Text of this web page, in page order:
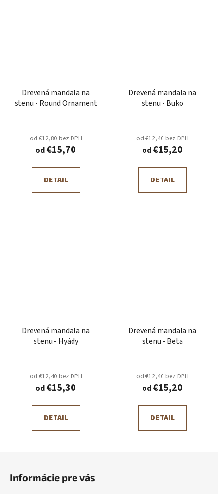
Drevená mandala na
stenu - Round Ornament
od €12,80 bez DPH
od€15,70
DETAIL
Drevená mandala na
stenu - Buko
od €12,40 bez DPH
od€15,20
DETAIL
Drevená mandala na
stenu - Hyády
od €12,40 bez DPH
od€15,30
DETAIL
Drevená mandala na
stenu - Beta
od €12,40 bez DPH
od€15,20
DETAIL
Informácie pre vás